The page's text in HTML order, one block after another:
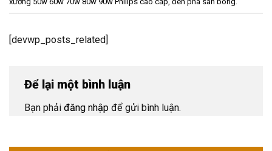
[devwp_posts_related]
Để lại một bình luận
Bạn phải đăng nhập để gửi bình luận.